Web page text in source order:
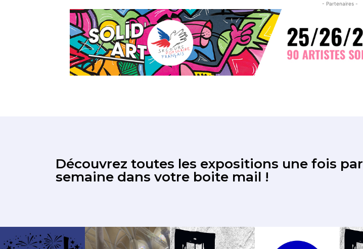
- Partenaires -
Découvrez toutes les expositions une fois par
semaine dans votre boite mail !